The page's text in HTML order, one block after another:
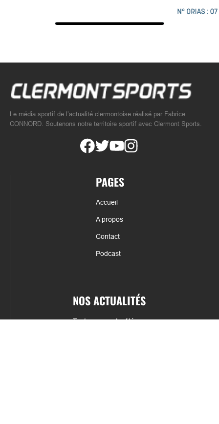
Le média sportif de l’actualité clermontoise réalisé par Fabrice
CONNORD. Soutenons notre territoire sportif avec Clermont Sports.
PAGES
Accueil
A propos
Contact
Podcast
NOS ACTUALITÉS
Toutes nos actualités